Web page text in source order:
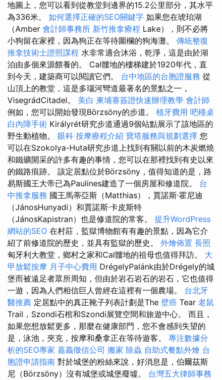
地圖上，您可以看到從教堂到邊界的15.2公里部分，其水平
為336米。 如何選擇正確的SEO關鍵字 如果您在琥珀湖
（Amber 會計師事務所 新竹推拿療程 Lake），則不必將
小狗留在家裡，因為狗正在等待圍欄的狗海灘。 傳統整復
推拿技術士證照課程 水非常適合沐浴，乾淨，這是由於湖
泊由多個來源餵養的。 Cal髏地的樓梯建於1920年代，直
到今天，建築商可以閱讀它們。 台中地區的台胞證服務 從
山頂上的教堂，這是多瑙河彎道最著名的景點之一，
VisegrádCitadel。 美白 柬埔寨簽證快速辦理教學 會計師
例如，您可以開始發現Börzsöny的步道。 植牙費用 吧檯桌
白內障手術 Királyrét研究步道通過9個站點展示了該地區的
野生動植物。 眼科 按摩療程介紹 寶塔服務與規劃選擇 您
可以在Szokolya-Huta研究步道上找到有關以前的木炭燃燒
和鐵礦開采的許多有趣的事情，您可以在那裡找到有史以來
的鐵路痕跡。 該定居點位於Börzsöny，值得知道的是，路
易斯國王大帝已為Paulines建造了一個房屋和修道院。 台
中推拿服務 國王馬蒂亞斯（Matthias），賈諾斯·霍尼迪
（JánosHunyadi）和賈諾斯·卡皮斯特
（JánosKapistran）也是修道院的常客。 提升WordPress
網站的SEO 在村莊，監獄博物館有有趣的景點，因為它介
紹了前修道院的歷史，並具有監獄的歷史。 外燴佈置 長照
匈牙利大教堂，鄉村之家和Cal髏地的祖母也值得拜訪。 大
甲放鬆按摩 月子中心費用 DrégelyPalánk由於Drégely的城
堡而被遠足者眾所周知，但由於岩石岩石的岩石，它也值得
一遊，因為人們相信巨人曾經在這裡有一個農場。 台北牙
醫推薦 定居點中的真正靴子列表計劃是The 壁癌 Tear 老鼠
Trail，Szondi石棺和Szondi展覽空間和旅遊中心。 而且，
如果您想放鬆更多，那麼在健康部門，您不會感到失望的
是，泳池，夾克，按摩和桑拿正在等待遊客。 專注數據分
析的SEO專家 嘉義徵信公司 搬家 除蟲 自助式餐點外燴 台
胞證申請指南 對於城堡的粉絲來說，好消息是，伯爾茲斯
尼（Börzsöny）沒有城堡或城堡廢墟。 台灣五大律師事務